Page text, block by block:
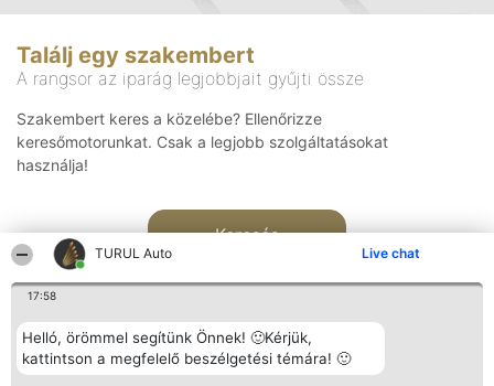
TURUL Auto Live chat
17:58
Helló, örömmel segítünk Önnek! 🙂Kérjük,
kattintson a megfelelő beszélgetési témára! 🙂
Találj egy szakembert
A rangsor az iparág legjobbjait gyűjti össze
Szakembert keres a közelébe? Ellenőrizze
keresőmotorunkat. Csak a legjobb szolgáltatásokat
használja!
Keresés